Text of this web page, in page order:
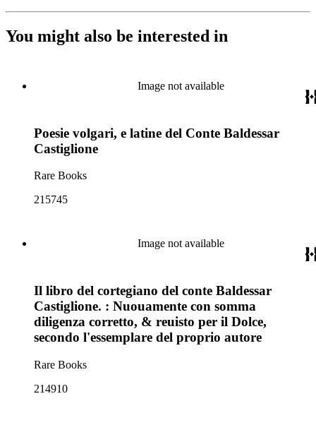
You might also be interested in
Image not available
Poesie volgari, e latine del Conte Baldessar
Castiglione
Rare Books
215745
Image not available
Il libro del cortegiano del conte Baldessar
Castiglione. : Nuouamente con somma
diligenza corretto, & reuisto per il Dolce,
secondo l'essemplare del proprio autore
Rare Books
214910